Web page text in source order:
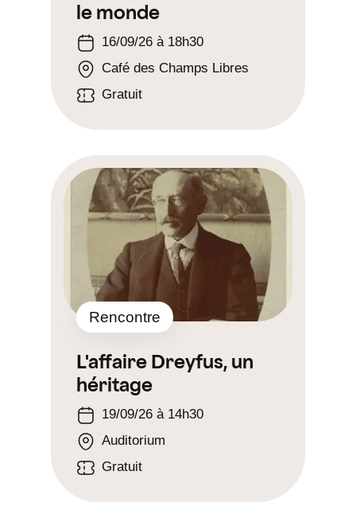
le monde
16/09/26 à 18h30
Café des Champs Libres
Gratuit
L'affaire Dreyfus, un
héritage
Rencontre
19/09/26 à 14h30
Auditorium
Gratuit